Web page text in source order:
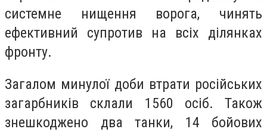
системне нищення ворога, чинять
ефективний супротив на всіх ділянках
фронту.
Загалом минулої доби втрати російських
загарбників склали 1560 осіб. Також
знешкоджено два танки, 14 бойових